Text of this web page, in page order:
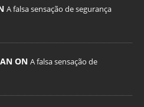
A falsa sensação de segurança
ON A falsa sensação de